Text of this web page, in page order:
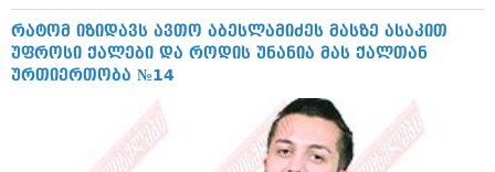
ჰოროსკოპი და შეუცნობელი
კრიმინალი
სახალისო ამბები
სახალისო ამბები
შოუბიზნესი
ქალი და მამაკაცი
რატომ იზიდავს ავთო აბესლამიძეს მასზე ასაკით
უფროსი ქალები და როდის უნანია მას ქალთან
ურთიერთობა №14